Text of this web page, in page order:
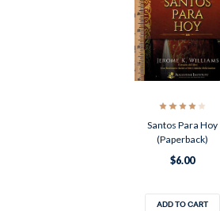
Santos Para Hoy
(Paperback)
$6.00
ADD TO CART